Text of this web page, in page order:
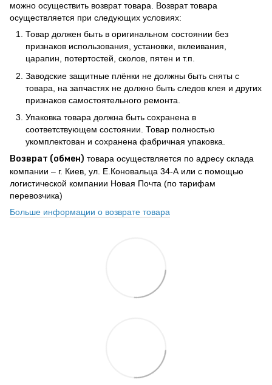
можно осуществить возврат товара. Возврат товара
осуществляется при следующих условиях:
Товар должен быть в оригинальном состоянии без
признаков использования, установки, вклеивания,
царапин, потертостей, сколов, пятен и т.п.
Заводские защитные плёнки не должны быть сняты с
товара, на запчастях не должно быть следов клея и других
признаков самостоятельного ремонта.
Упаковка товара должна быть сохранена в
соответствующем состоянии. Товар полностью
укомплектован и сохранена фабричная упаковка.
Возврат (обмен) товара осуществляется по адресу склада
компании – г. Киев, ул. Е.Коновальца 34-А или с помощью
логистической компании Новая Почта (по тарифам
перевозчика)
Больше информации о возврате товара